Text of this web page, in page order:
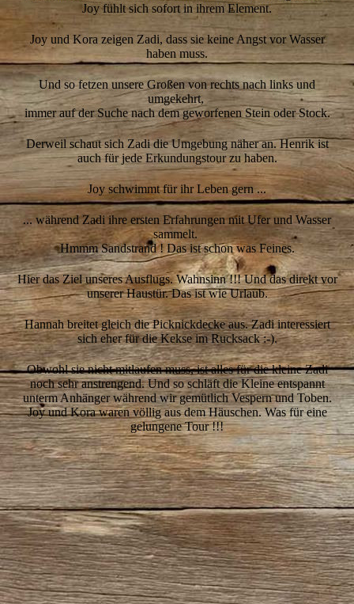
Joy fühlt sich sofort in ihrem Element.
Joy und Kora zeigen Zadi, dass sie keine Angst vor Wasser
haben muss.
Und so fetzen unsere Großen von rechts nach links und
umgekehrt,
immer auf der Suche nach dem geworfenen Stein oder Stock.
Derweil schaut sich Zadi die Umgebung näher an. Henrik ist
auch für jede Erkundungstour zu haben.
Joy schwimmt für ihr Leben gern ...
... während Zadi ihre ersten Erfahrungen mit Ufer und Wasser
sammelt.
Hmmm Sandstrand ! Das ist schon was Feines.
Hier das Ziel unseres Ausflugs. Wahnsinn !!! Und das direkt vor
unserer Haustür. Das ist wie Urlaub.
Hannah breitet gleich die Picknickdecke aus. Zadi interessiert
sich eher für die Kekse im Rucksack :-).
Obwohl sie nicht mitlaufen muss, ist alles für die kleine Zadi
noch sehr anstrengend. Und so schläft die Kleine entspannt
unterm Anhänger während wir gemütlich Vespern und Toben.
Joy und Kora waren völlig aus dem Häuschen. Was für eine
gelungene Tour !!!